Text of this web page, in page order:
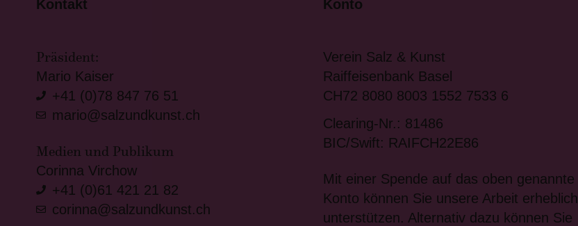
Kontakt
Präsident:
Mario Kaiser
+41 (0)78 847 76 51
mario@salzundkunst.ch
Medien und Publikum
Corinna Virchow
+41 (0)61 421 21 82
corinna@salzundkunst.ch
Konto
Verein Salz & Kunst
Raiffeisenbank Basel
CH72 8080 8003 1552 7533 6
Clearing-Nr.: 81486
BIC/Swift: RAIFCH22E86
Mit einer Spende auf das oben genannte
Konto können Sie unsere Arbeit erheblich
unterstützen. Alternativ dazu können Sie